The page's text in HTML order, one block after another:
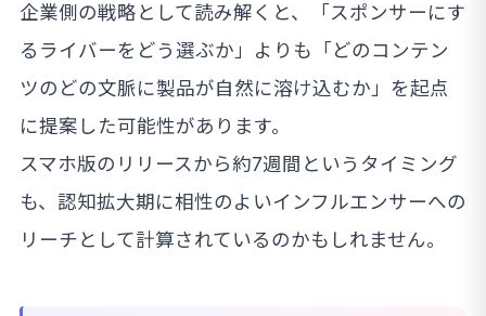
企業側の戦略として読み解くと、「スポンサーにす
るライバーをどう選ぶか」よりも「どのコンテン
ツのどの文脈に製品が自然に溶け込むか」を起点
に提案した可能性があります。
スマホ版のリリースから約7週間というタイミング
も、認知拡大期に相性のよいインフルエンサーへの
リーチとして計算されているのかもしれません。